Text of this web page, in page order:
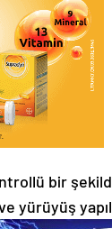
bir
yürüyüş